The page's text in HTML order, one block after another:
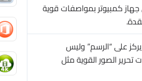
جهاز كمبيوتر بمواصفات قوية
يركز على “الرسم” وليس
الصور القوية مثل